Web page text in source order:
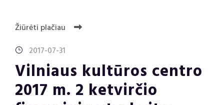
Žiūrėti plačiau
2017-07-31
Vilniaus kultūros centro
2017 m. 2 ketvirčio